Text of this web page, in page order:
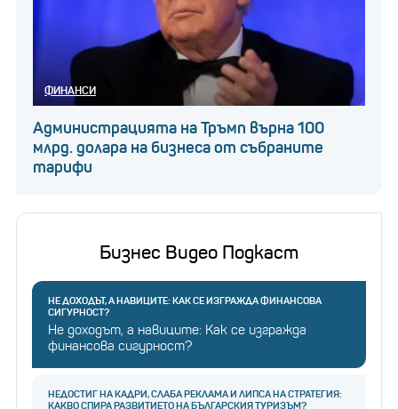
ФИНАНСИ
Администрацията на Тръмп върна 100
млрд. долара на бизнеса от събраните
тарифи
Бизнес Видео Подкаст
НЕ ДОХОДЪТ, А НАВИЦИТЕ: КАК СЕ ИЗГРАЖДА ФИНАНСОВА
СИГУРНОСТ?
Не доходът, а навиците: Как се изгражда
финансова сигурност?
НЕДОСТИГ НА КАДРИ, СЛАБА РЕКЛАМА И ЛИПСА НА СТРАТЕГИЯ:
КАКВО СПИРА РАЗВИТИЕТО НА БЪЛГАРСКИЯ ТУРИЗЪМ?